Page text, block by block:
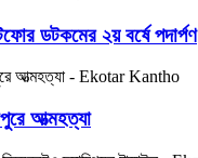
ডটকমের ২য় বর্ষে পদার্পণ
আত্মহত্যা